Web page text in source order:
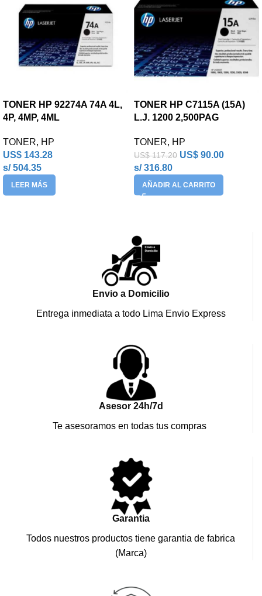
TONER HP 92274A 74A 4L,
4P, 4MP, 4ML
TONER, HP
US$ 143.28
s/ 504.35
LEER MÁS
TONER HP C7115A (15A)
L.J. 1200 2,500PAG
TONER, HP
US$117.20 US$ 90.00
s/ 316.80
AÑADIR AL CARRITO
Envio a Domicilio
Entrega inmediata a todo Lima Envio Express
Asesor 24h/7d
Te asesoramos en todas tus compras
Garantia
Todos nuestros productos tiene garantia de fabrica
(Marca)